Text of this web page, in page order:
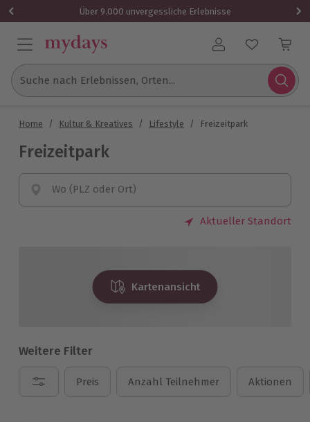
Über 9.000 unvergessliche Erlebnisse
Benutzerkonto
Suche nach Erlebnissen, Orten...
Home / Kultur & Kreatives / Lifestyle / Freizeitpark
Freizeitpark
Wo (PLZ oder Ort)
Aktueller Standort
Kartenansicht
Weitere Filter
Preis Anzahl Teilnehmer Aktionen